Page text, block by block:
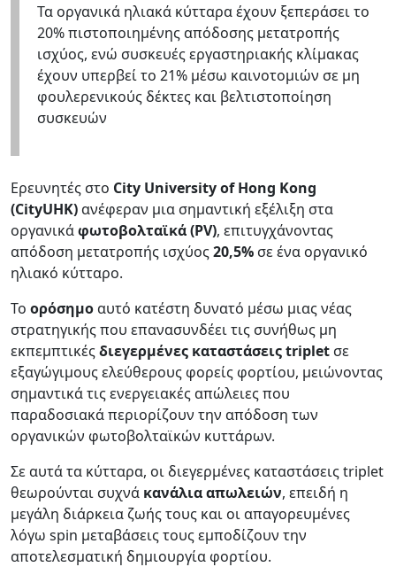
Τα οργανικά ηλιακά κύτταρα έχουν ξεπεράσει το
20% πιστοποιημένης απόδοσης μετατροπής
ισχύος, ενώ συσκευές εργαστηριακής κλίμακας
έχουν υπερβεί το 21% μέσω καινοτομιών σε μη
φουλερενικούς δέκτες και βελτιστοποίηση
συσκευών
Ερευνητές στο City University of Hong Kong
(CityUHK)ανέφεραν μια σημαντική εξέλιξη στα
οργανικάφωτοβολταϊκά (PV), επιτυγχάνοντας
απόδοση μετατροπής ισχύος20,5% σε ένα οργανικό
ηλιακό κύτταρο.
Το ορόσημοαυτό κατέστη δυνατό μέσω μιας νέας
στρατηγικής που επανασυνδέει τις συνήθως μη
εκπεμπτικέςδιεγερμένες καταστάσεις triplet σε
εξαγώγιμους ελεύθερους φορείς φορτίου, μειώνοντας
σημαντικά τις ενεργειακές απώλειες που
παραδοσιακά περιορίζουν την απόδοση των
οργανικών φωτοβολταϊκών κυττάρων.
Σε αυτά τα κύτταρα, οι διεγερμένες καταστάσεις triplet
θεωρούνται συχνά κανάλια απωλειών, επειδή η
μεγάλη διάρκεια ζωής τους και οι απαγορευμένες
λόγω spin μεταβάσεις τους εμποδίζουν την
αποτελεσματική δημιουργία φορτίου.